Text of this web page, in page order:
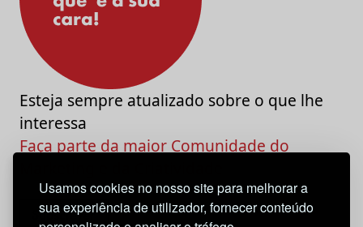
Usamos cookies no nosso site para melhorar a
sua experiência de utilizador, fornecer conteúdo
Esteja sempre atualizado sobre o que lhe
interessa
Faça parte da maior Comunidade do